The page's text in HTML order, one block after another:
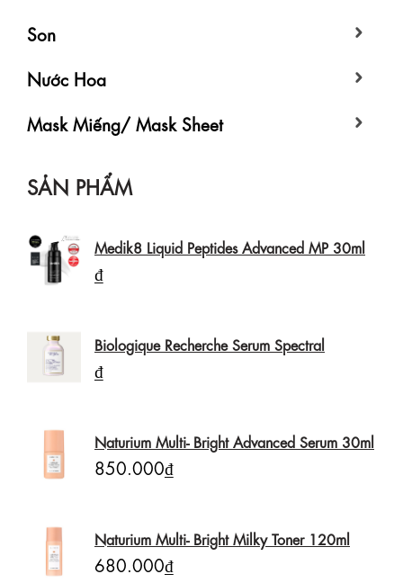
Son
Nước Hoa
Mask Miếng/ Mask Sheet
SẢN PHẨM
Medik8 Liquid Peptides Advanced MP 30ml
₫
Biologique Recherche Serum Spectral
₫
Naturium Multi- Bright Advanced Serum 30ml
850.000₫
Naturium Multi- Bright Milky Toner 120ml
680.000₫